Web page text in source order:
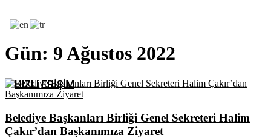
HIZLI ERİŞİM
Gün: 9 Ağustos 2022
Belediye Başkanları Birliği Genel Sekreteri Halim
Çakır’dan Başkanımıza Ziyaret